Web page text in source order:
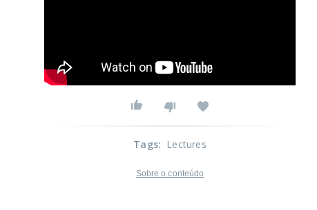
Tags: Lectures
Sobre o conteúdo